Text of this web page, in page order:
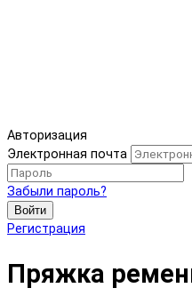
Авторизация
Электронная почта
Забыли пароль?
Войти
Регистрация
Пряжка